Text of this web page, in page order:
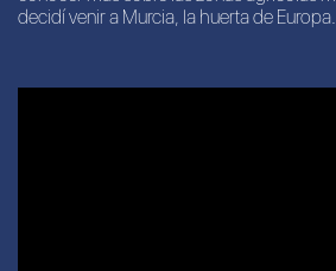
decidí venir a Murcia, la huerta de Europa.